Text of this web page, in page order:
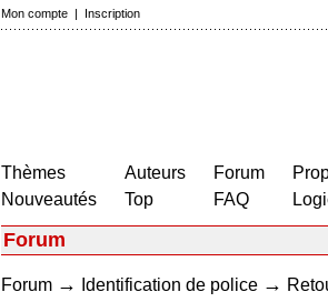
Mon compte | Inscription
Thèmes
Nouveautés
Auteurs
Top
Forum
FAQ
Forum
Forum → Identification de police →